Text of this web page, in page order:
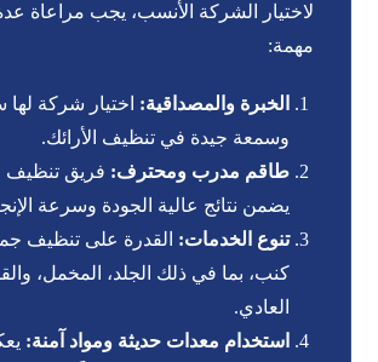
لاختيار الشركة الأنسب، يجب مراعاة
مهمة:
الخبرة والمصداقية: اختيار شركة
وسمعة جيدة في تنظيف الأرائك.
طاقم مدرب ومحترف: فريق
يضمن نتائج عالية الجودة وسرعة
تنوع الخدمات: القدرة على تنظيف
كنب، بما في ذلك الجلد، المخمل،
العادي.
استخدام معدات حديثة ومواد آمنة: